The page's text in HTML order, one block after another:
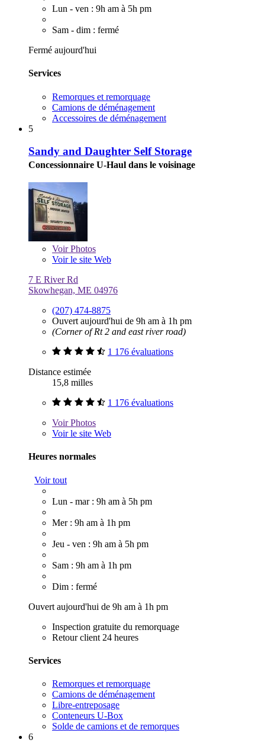
Lun - ven : 9h am à 5h pm
Sam - dim : fermé
Fermé aujourd'hui
Services
Remorques et remorquage
Camions de déménagement
Accessoires de déménagement
5
Sandy and Daughter Self Storage
Concessionnaire U-Haul dans le voisinage
VoirPhotos
Voir le site Web
7 E River Rd
Skowhegan, ME 04976
(207) 474-8875
Ouvert aujourd'hui de 9h am à 1h pm
(Corner of Rt 2 and east river road)
1 176 évaluations
Distance estimée
15,8 milles
1 176 évaluations
VoirPhotos
Voir le site Web
Heures normales
Voir tout
Lun - mar : 9h am à 5h pm
Mer : 9h am à 1h pm
Jeu - ven : 9h am à 5h pm
Sam : 9h am à 1h pm
Dim : fermé
Ouvert aujourd'hui de 9h am à 1h pm
Inspection gratuite du remorquage
Retour client 24 heures
Services
Remorques et remorquage
Camions de déménagement
Libre-entreposage
Conteneurs U-Box
Solde de camions et de remorques
6